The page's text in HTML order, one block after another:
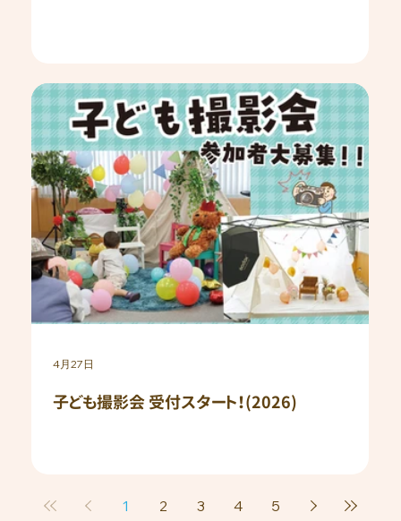
子ども撮影会 受付スタート！(2026)
4月27日
1 2 3 4 5